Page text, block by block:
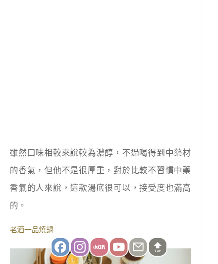
雖然口味相較來說較為濃醇，不過喝得到中藥材
的香氣，但他不是很厚重，對於比較不習慣中藥
香氣的人來說，這款湯底很可以，接受度也滿高
的。
老酒一品燒鍋
TOP